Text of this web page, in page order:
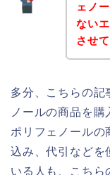
ェノ
ない
させ
多分、こちらの記
ノールの商品を
ポリフェノールの
込み、代引などを
いる人も、こちら